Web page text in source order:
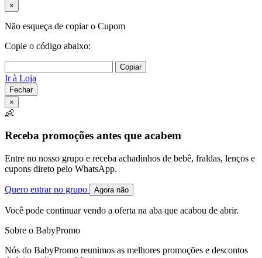
×
Não esqueça de copiar o Cupom
Copie o código abaixo:
Copiar
Ir à Loja
Fechar
×
👶
Receba promoções antes que acabem
Entre no nosso grupo e receba achadinhos de bebê, fraldas, lenços e
cupons direto pelo WhatsApp.
Quero entrar no grupo Agora não
Você pode continuar vendo a oferta na aba que acabou de abrir.
Sobre o BabyPromo
Nós do BabyPromo reunimos as melhores promoções e descontos